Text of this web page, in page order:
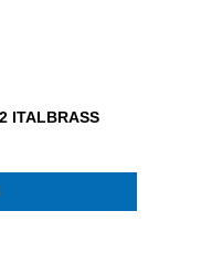
ITALBRASS